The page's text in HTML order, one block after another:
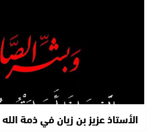
الأستاذ عزيز بن زيان في ذمة الله